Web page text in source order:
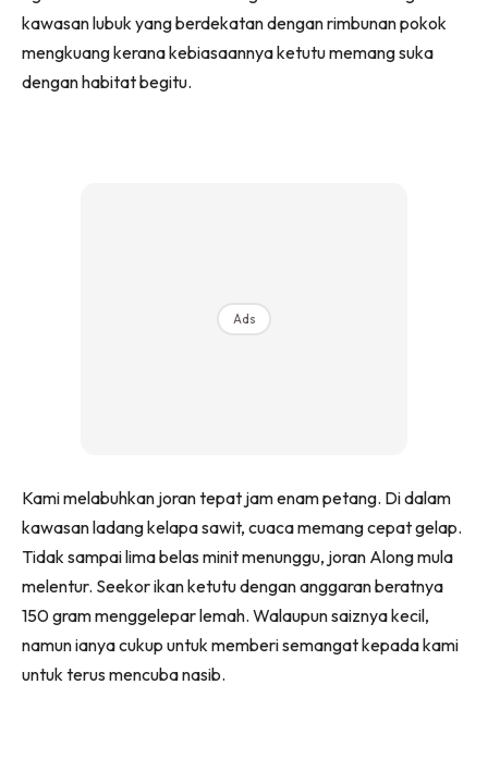
kawasan lubuk yang berdekatan dengan rimbunan pokok
mengkuang kerana kebiasaannya ketutu memang suka
dengan habitat begitu.
Ads
Kami melabuhkan joran tepat jam enam petang. Di dalam
kawasan ladang kelapa sawit, cuaca memang cepat gelap.
Tidak sampai lima belas minit menunggu, joran Along mula
melentur. Seekor ikan ketutu dengan anggaran beratnya
150 gram menggelepar lemah. Walaupun saiznya kecil,
namun ianya cukup untuk memberi semangat kepada kami
untuk terus mencuba nasib.